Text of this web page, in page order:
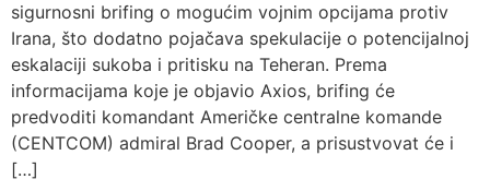
sigurnosni brifing o mogućim vojnim opcijama protiv
Irana, što dodatno pojačava spekulacije o potencijalnoj
eskalaciji sukoba i pritisku na Teheran. Prema
informacijama koje je objavio Axios, brifing će
predvoditi komandant Američke centralne komande
(CENTCOM) admiral Brad Cooper, a prisustvovat će i
[…]